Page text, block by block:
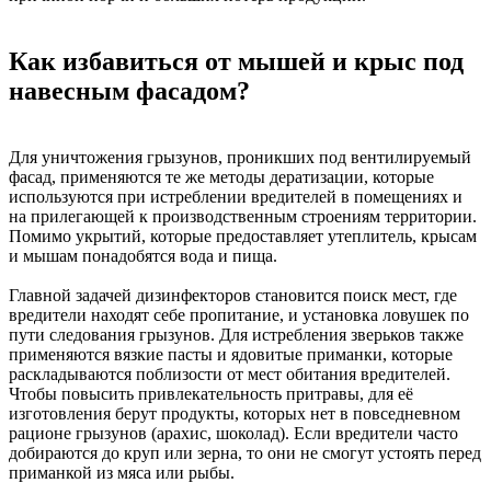
Как избавиться от мышей и крыс под
навесным фасадом?
Для уничтожения грызунов, проникших под вентилируемый
фасад, применяются те же методы дератизации, которые
используются при истреблении вредителей в помещениях и
на прилегающей к производственным строениям территории.
Помимо укрытий, которые предоставляет утеплитель, крысам
и мышам понадобятся вода и пища.
Главной задачей дизинфекторов становится поиск мест, где
вредители находят себе пропитание, и установка ловушек по
пути следования грызунов. Для истребления зверьков также
применяются вязкие пасты и ядовитые приманки, которые
раскладываются поблизости от мест обитания вредителей.
Чтобы повысить привлекательность притравы, для её
изготовления берут продукты, которых нет в повседневном
рационе грызунов (арахис, шоколад). Если вредители часто
добираются до круп или зерна, то они не смогут устоять перед
приманкой из мяса или рыбы.